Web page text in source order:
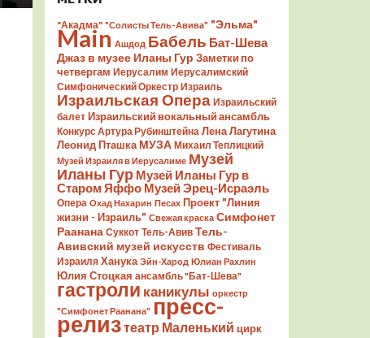
"Акадма" "Солисты Тель-Авива" "Эльма"
Main Ашдод Бабель Бат-Шева
Джаз в музее Иланы Гур Заметки по
четвергам Иерусалим Иерусалимский
Симфонический Оркестр Израиль
Израильская Опера Израильский
балет Израильский вокальный ансамбль
Конкурс Артура Рубинштейна Лена Лагутина
Леонид Пташка МУЗА Михаил Теплицкий
Музей Израиля в Иерусалиме Музей
Иланы Гур Музей Иланы Гур в
Старом Яффо Музей Эрец-Исраэль
Опера Охад Нахарин Песах Проект "Линия
жизни - Израиль" Свежая краска Симфонет
Раанана Суккот Тель-Авив Тель-
Авивский музей искусств Фестиваль
Израиля Ханука Эйн-Харод Юлиан Рахлин
Юлия Стоцкая ансамбль "Бат-Шева"
гастроли каникулы оркестр
"Симфонет Раанана" пресс-
релизтеатр Маленький цирк